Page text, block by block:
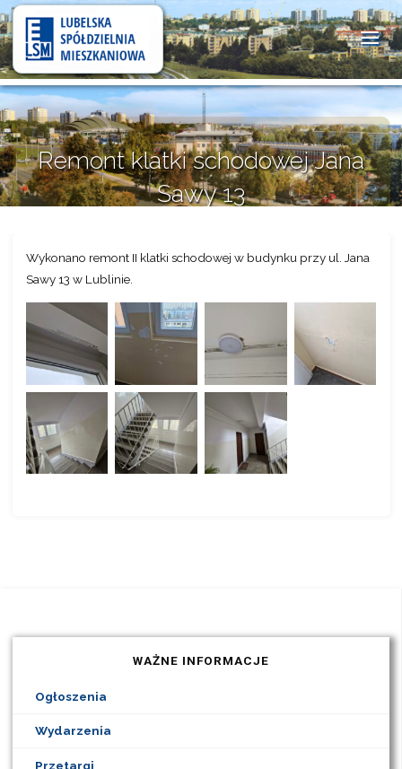
Lubelska
Spółdzielnia
Mieszkaniowa
Remont klatki schodowej Jana
Sawy 13
Wykonano remont II klatki schodowej w budynku przy ul. Jana
Sawy 13 w Lublinie.
WAŻNE INFORMACJE
Ogłoszenia
Wydarzenia
Przetargi